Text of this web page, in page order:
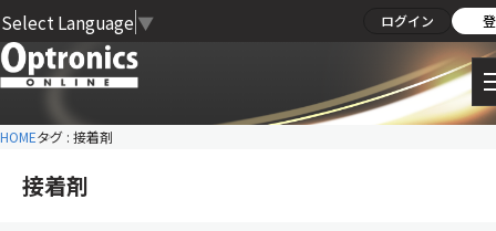
Select Language ▼ ログイン
HOMEタグ : 接着剤
接着剤